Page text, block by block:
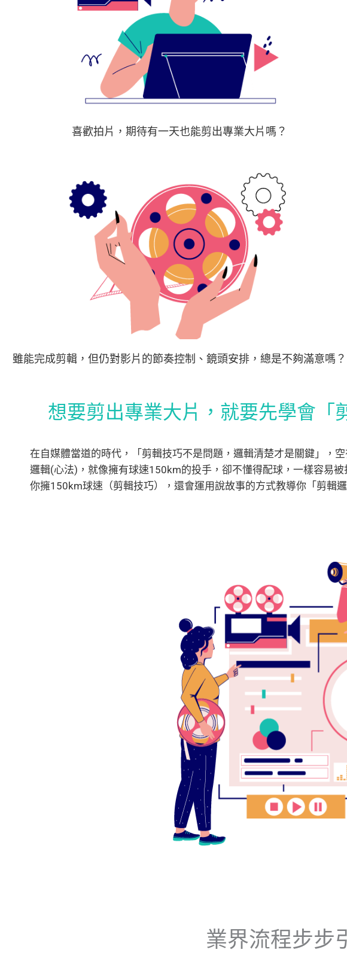
喜歡拍片，期待有一天也能剪出專業大片嗎？
雖能完成剪輯，但仍對影片的節奏控制、鏡頭安排，總是不夠滿意嗎？
想要剪出專業大片，就要先學會「
在自媒體當道的時代，「剪輯技巧不是問題，邏輯清楚才是關鍵」，
邏輯(心法)，就像擁有球速150km的投手，卻不懂得配球，一樣容易
你擁150km球速（剪輯技巧），還會運用說故事的方式教導你「剪輯
業界流程步步